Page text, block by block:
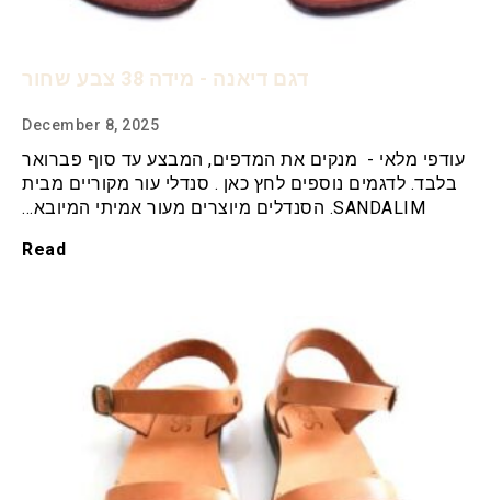
דגם דיאנה - מידה 38 צבע שחור
December 8, 2025
עודפי מלאי - מנקים את המדפים, המבצע עד סוף פברואר
בלבד. לדגמים נוספים לחץ כאן . סנדלי עור מקוריים מבית
SANDALIM. הסנדלים מיוצרים מעור אמיתי המיובא…
Read